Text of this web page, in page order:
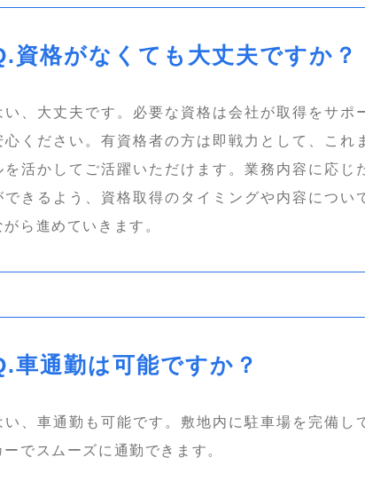
資格がなくても大丈夫ですか？
い、大丈夫です。必要な資格は会社が取得をサポ
心ください。有資格者の方は即戦力として、これ
を活かしてご活躍いただけます。業務内容に応じ
できるよう、資格取得のタイミングや内容につい
がら進めていきます。
車通勤は可能ですか？
い、車通勤も可能です。敷地内に駐車場を完備し
ーでスムーズに通勤できます。